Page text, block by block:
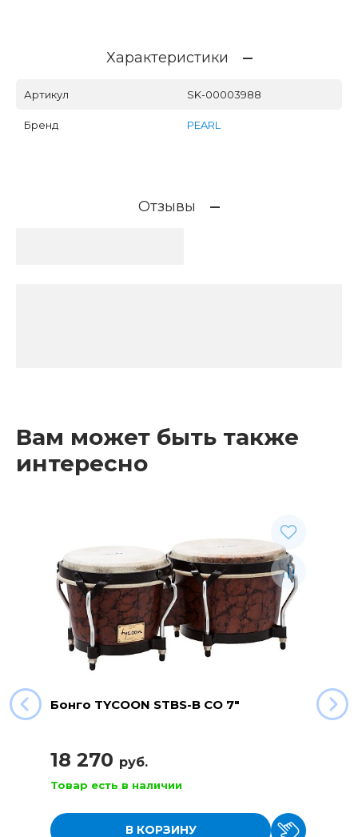
Характеристики
Артикул SK-00003988
Бренд PEARL
Отзывы
Вам может быть также
интересно
Бонго TYCOON STBS-B CO 7"
18 270 руб.
Товар есть в наличии
В КОРЗИНУ